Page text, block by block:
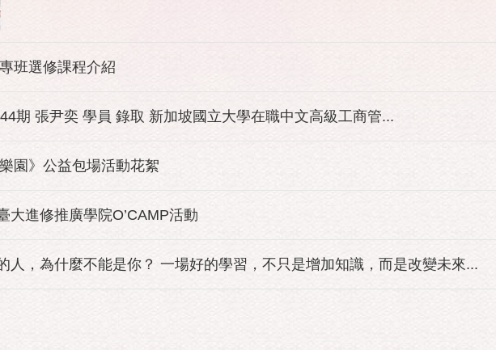
班選修課程介紹
期 張尹奕 學員 錄取 新加坡國立大學在職中文高級工商管...
園》公益包場活動花絮
大進修推廣學院O’CAMP活動
人，為什麼不能是你？ 一場好的學習，不只是增加知識，而是改變未來...